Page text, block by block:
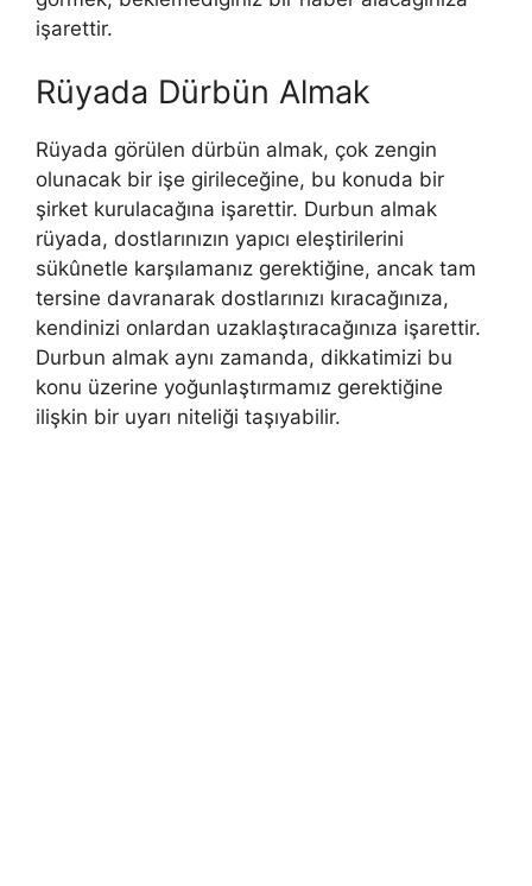
işarettir.
Rüyada Dürbün Almak
Rüyada görülen dürbün almak, çok zengin
olunacak bir işe girileceğine, bu konuda bir
şirket kurulacağına işarettir. Durbun almak
rüyada, dostlarınızın yapıcı eleştirilerini
sükûnetle karşılamanız gerektiğine, ancak tam
tersine davranarak dostlarınızı kıracağınıza,
kendinizi onlardan uzaklaştıracağınıza işarettir.
Durbun almak aynı za­manda, dikkatimizi bu
konu üzerine yoğunlaştırmamız gerektiği­ne
ilişkin bir uyarı niteliği taşıyabilir.